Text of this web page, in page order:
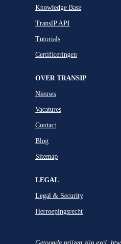
Knowledge Base
TransIP API
Tutorials
Certificeringen
OVER TRANSIP
Nieuws
Vacatures
Contact
Blog
Sitemap
LEGAL
Legal & Security
Herroepingsrecht